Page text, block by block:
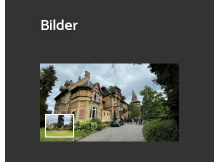
Bilder